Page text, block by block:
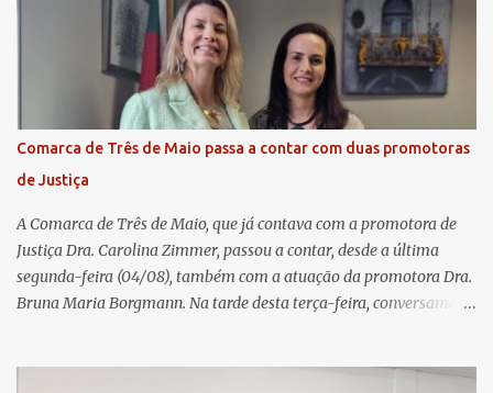
transmissão simultânea para os coordenadores capixabas, que
estavam reunidos em Cachoeiro de Itapemirim / ES. Durante a
Assembleia Geral Extraordinária, foram debatidas e aprovadas
pautas estratégicas, como a atualização da Política de
Remuneração dos Administradores Estatutários e do regulamento
do Fundo Social, reforçando o compromisso da cooperativa com a
transparência e a governança. No Encontro de Coordenadores de
Núcleo, o presidente da Sicredi União RS/ES, Sidnei Strejevitch, fez
um balanço das principais real...
Comarca de Três de Maio passa a contar com duas promotoras
de Justiça
A Comarca de Três de Maio, que já contava com a promotora de
Justiça Dra. Carolina Zimmer, passou a contar, desde a última
segunda-feira (04/08), também com a atuação da promotora Dra.
Bruna Maria Borgmann. Na tarde desta terça-feira, conversamos
pelo Ministério Público e destacou a importância da instituição